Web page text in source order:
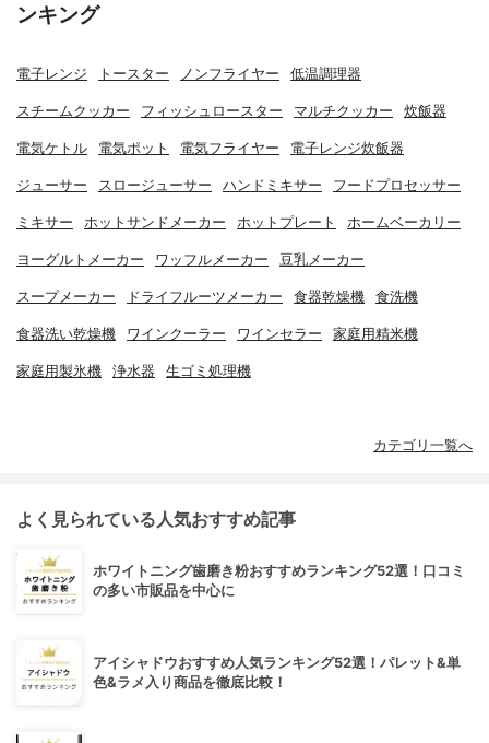
ンキング
電子レンジ トースター ノンフライヤー 低温調理器
スチームクッカー フィッシュロースター マルチクッカー 炊飯器
電気ケトル 電気ポット 電気フライヤー 電子レンジ炊飯器
ジューサー スロージューサー ハンドミキサー フードプロセッサー
ミキサー ホットサンドメーカー ホットプレート ホームベーカリー
ヨーグルトメーカー ワッフルメーカー 豆乳メーカー
スープメーカー ドライフルーツメーカー 食器乾燥機 食洗機
食器洗い乾燥機 ワインクーラー ワインセラー 家庭用精米機
家庭用製氷機 浄水器 生ゴミ処理機
カテゴリ一覧へ
よく見られている人気おすすめ記事
ホワイトニング歯磨き粉おすすめランキング52選！口コミ
の多い市販品を中心に
アイシャドウおすすめ人気ランキング52選！パレット&単
色&ラメ入り商品を徹底比較！